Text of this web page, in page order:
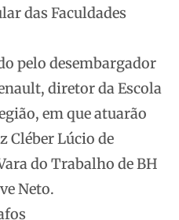
das Faculdades
pelo desembargador
diretor da Escola
em que atuarão
Cléber Lúcio de
do Trabalho de BH
Neto.